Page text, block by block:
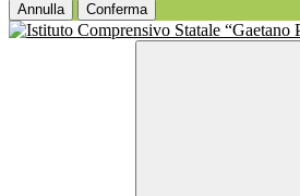
Annulla Conferma